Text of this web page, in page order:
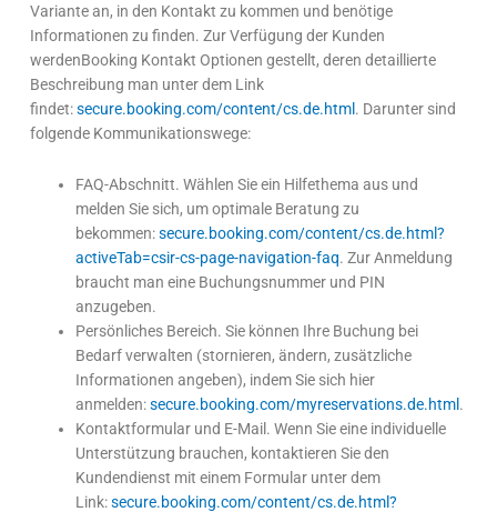
Variante an, in den Kontakt zu kommen und benötige
Informationen zu finden. Zur Verfügung der Kunden
werdenBooking Kontakt Optionen gestellt, deren detaillierte
Beschreibung man unter dem Link
findet:secure.booking.com/content/cs.de.html . Darunter sind
folgende Kommunikationswege:
FAQ-Abschnitt. Wählen Sie ein Hilfethema aus und
melden Sie sich, um optimale Beratung zu
bekommen:secure.booking.com/content/cs.de.html?
activeTab=csir-cs-page-navigation-faq. Zur Anmeldung
braucht man eine Buchungsnummer und PIN
anzugeben.
Persönliches Bereich. Sie können Ihre Buchung bei
Bedarf verwalten (stornieren, ändern, zusätzliche
Informationen angeben), indem Sie sich hier
anmelden:secure.booking.com/myreservations.de.html .
Kontaktformular und E-Mail. Wenn Sie eine individuelle
Unterstützung brauchen, kontaktieren Sie den
Kundendienst mit einem Formular unter dem
Link:secure.booking.com/content/cs.de.html?